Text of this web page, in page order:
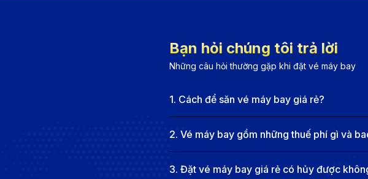
Canh thời điểm, chớp ưu đãi vé
Tìm hiểu đôi nét về Tuy Hòa
Bạn hỏi chúng tôi trả lời
Những câu hỏi thường gặp khi đặt vé máy bay
1. Cách để săn vé máy bay giá rẻ?
2. Vé máy bay gồm những thuế phí gì và
3. Đặt vé máy bay giá rẻ có hủy được